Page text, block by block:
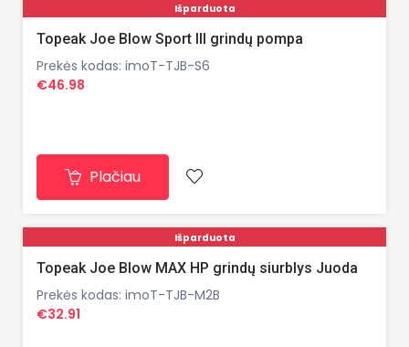
Išparduota
Topeak Joe Blow Sport III grindų pompa
Prekės kodas: imoT-TJB-S6
€46.98
Plačiau
Išparduota
Topeak Joe Blow MAX HP grindų siurblys Juoda
Prekės kodas: imoT-TJB-M2B
€32.91